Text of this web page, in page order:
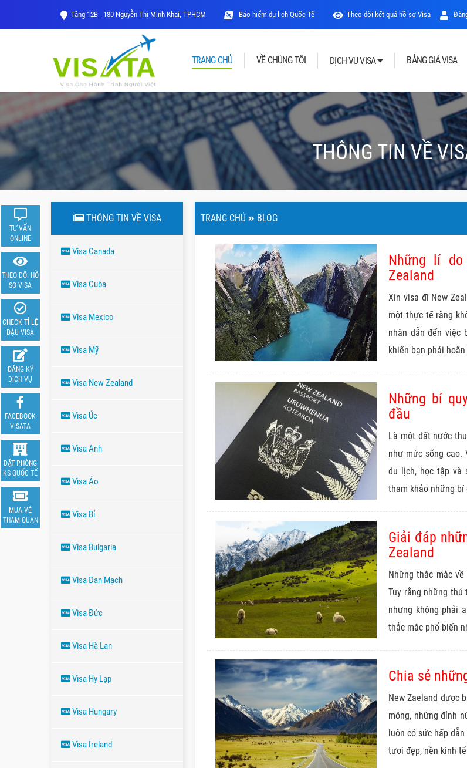
Tầng 12B - 180 Nguyễn Thị Minh Khai, TPHCM Bảo hiểm du lịch Quốc Tế Theo dõi kết quả hồ sơ Visa
TRANG CHỦ VỀ CHÚNG TÔI DỊCH VỤ VISA BẢNG GIÁ VISA
THÔNG TIN VỀ
THÔNG TIN VỀ VISA
Visa Canada
Visa Cuba
Visa Mexico
Visa Mỹ
Visa New Zealand
Visa Úc
Visa Anh
Visa Áo
Visa Bỉ
Visa Bulgaria
Visa Đan Mạch
Visa Đức
Visa Hà Lan
Visa Hy Lạp
Visa Hungary
Visa Ireland
TRANG CHỦ BLOG
Những lí
Zealand
Xin visa đi New
một thực tế rằng
nhân dẫn đến việc
khiến bạn phải
Những bí
đầu
Là một đất nước
như mức sống cao.
du lịch, học tập và
tham khảo những
Giải đáp
Zealand
Những thắc mắc
Tuy rằng những
nhưng không phải
thắc mắc phổ biến
Chia sẻ
New Zaeland được
mông, những đỉnh
luôn có sức hấp
tươi đẹp, nền kinh
TƯ VẤN
ONLINE
THEO DÕI HỒ
SƠ VISA
CHECK TỈ LỆ
ĐẬU VISA
ĐĂNG KÝ
DỊCH VỤ
FACEBOOK
VISATA
ĐẶT PHÒNG
KS QUỐC TẾ
MUA VÉ
THAM QUAN